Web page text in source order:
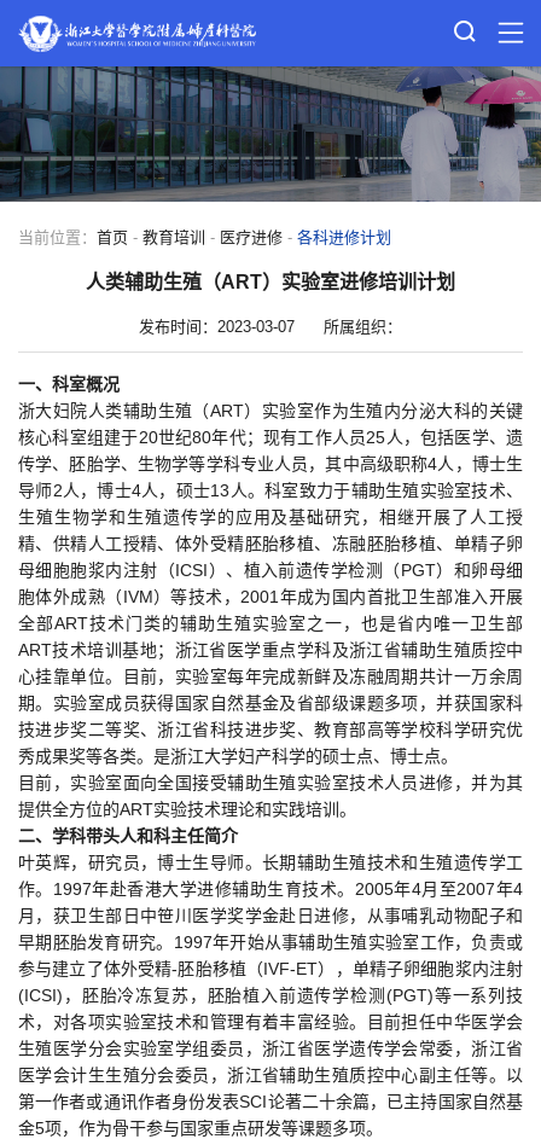
当前位置： 首页 - 教育培训 - 医疗进修 - 各科进修计划
人类辅助生殖（ART）实验室进修培训计划
发布时间：2023-03-07 所属组织：
一、科室概况
浙大妇院人类辅助生殖（ART）实验室作为生殖内分泌大科的关键
核心科室组建于20世纪80年代；现有工作人员25人，包括医学、遗
传学、胚胎学、生物学等学科专业人员，其中高级职称4人，博士生
导师2人，博士4人，硕士13人。科室致力于辅助生殖实验室技术、
生殖生物学和生殖遗传学的应用及基础研究，相继开展了人工授
精、供精人工授精、体外受精胚胎移植、冻融胚胎移植、单精子卵
母细胞胞浆内注射（ICSI）、植入前遗传学检测（PGT）和卵母细
胞体外成熟（IVM）等技术，2001年成为国内首批卫生部准入开展
全部ART技术门类的辅助生殖实验室之一，也是省内唯一卫生部
ART技术培训基地；浙江省医学重点学科及浙江省辅助生殖质控中
心挂靠单位。目前，实验室每年完成新鲜及冻融周期共计一万余周
期。实验室成员获得国家自然基金及省部级课题多项，并获国家科
技进步奖二等奖、浙江省科技进步奖、教育部高等学校科学研究优
秀成果奖等各类。是浙江大学妇产科学的硕士点、博士点。
目前，实验室面向全国接受辅助生殖实验室技术人员进修，并为其
提供全方位的ART实验技术理论和实践培训。
二、学科带头人和科主任简介
叶英辉，研究员，博士生导师。长期辅助生殖技术和生殖遗传学工
作。1997年赴香港大学进修辅助生育技术。2005年4月至2007年4
月，获卫生部日中笹川医学奖学金赴日进修，从事哺乳动物配子和
早期胚胎发育研究。1997年开始从事辅助生殖实验室工作，负责或
参与建立了体外受精-胚胎移植（IVF-ET），单精子卵细胞浆内注射
(ICSI)，胚胎冷冻复苏，胚胎植入前遗传学检测(PGT)等一系列技
术，对各项实验室技术和管理有着丰富经验。目前担任中华医学会
生殖医学分会实验室学组委员，浙江省医学遗传学会常委，浙江省
医学会计生生殖分会委员，浙江省辅助生殖质控中心副主任等。以
第一作者或通讯作者身份发表SCI论著二十余篇，已主持国家自然基
金5项，作为骨干参与国家重点研发等课题多项。